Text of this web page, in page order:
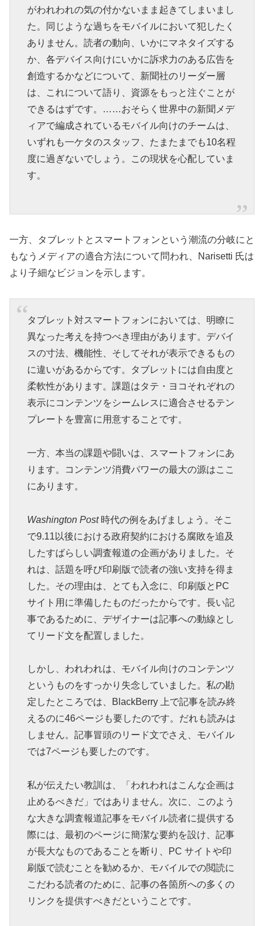
がわれわれの気の付かないまま起きてしまいまし
た。同じような過ちをモバイルにおいて犯したく
ありません。読者の動向、いかにマネタイズする
か、各デバイス向けにいかに訴求力のある広告を
創造するかなどについて、新聞社のリーダー層
は、これについて語り、資源をもっと注ぐことが
できるはずです。……おそらく世界中の新聞メデ
ィアで編成されているモバイル向けのチームは、
いずれも一ケタのスタッフ、たまたまでも10名程
度に過ぎないでしょう。この現状を心配していま
す。
一方、タブレットとスマートフォンという潮流の分岐にと
もなうメディアの適合方法について問われ、Narisetti 氏は
より子細なビジョンを示します。
タブレット対スマートフォンにおいては、明瞭に
異なった考えを持つべき理由があります。デバイ
スの寸法、機能性、そしてそれが表示できるもの
に違いがあるからです。タブレットには自由度と
柔軟性があります。課題はタテ・ヨコそれぞれの
表示にコンテンツをシームレスに適合させるテン
プレートを豊富に用意することです。
一方、本当の課題や闘いは、スマートフォンにあ
ります。コンテンツ消費パワーの最大の源はここ
にあります。
Washington Post時代の例をあげましょう。そこ
で9.11以後における政府契約における腐敗を追及
したすばらしい調査報道の企画がありました。そ
れは、話題を呼び印刷版で読者の強い支持を得ま
した。その理由は、とても入念に、印刷版とPC
サイト用に準備したものだったからです。長い記
事であるために、デザイナーは記事への動線とし
てリード文を配置しました。
しかし、われわれは、モバイル向けのコンテンツ
というものをすっかり失念していました。私の勘
定したところでは、BlackBerry 上で記事を読み終
えるのに46ページも要したのです。だれも読みは
しません。記事冒頭のリード文でさえ、モバイル
では7ページも要したのです。
私が伝えたい教訓は、「われわれはこんな企画は
止めるべきだ」ではありません。次に、このよう
な大きな調査報道記事をモバイル読者に提供する
際には、最初のページに簡潔な要約を設け、記事
が長大なものであることを断り、PC サイトや印
刷版で読むことを勧めるか、モバイルでの閲読に
こだわる読者のために、記事の各箇所への多くの
リンクを提供すべきだということです。